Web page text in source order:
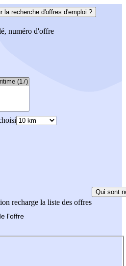
la recherche d'offres d'emploi ?
numéro d'offre
recharge la liste des offres
Qui sont
l'offre